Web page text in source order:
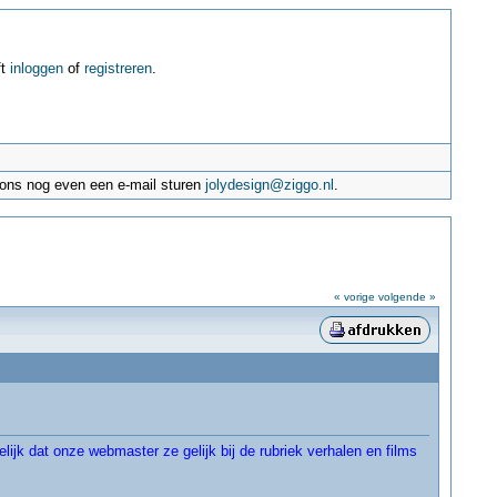
inloggenof registreren.
nog even een e-mail sturenjolydesign@ziggo.nl .
« vorige volgende »
dat onze webmaster ze gelijk bij de rubriek verhalen en films